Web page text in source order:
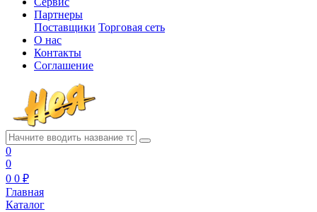
Партнеры
Поставщики Торговая сеть
О нас
Контакты
Соглашение
0
0
0 0 ₽
Главная
Каталог